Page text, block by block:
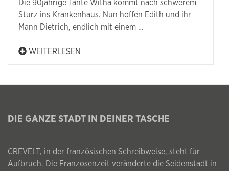
Die 90jährige Tante Witha kommt nach schwerem
Sturz ins Krankenhaus. Nun hoffen Edith und ihr
Mann Dietrich, endlich mit einem …
WEITERLESEN
DIE GANZE STADT IN DEINER TASCHE
CREVELT, in der französischen Schreibweise, steht für
Aufbruch. Die Franzosenzeit veränderte die Seidenstadt in